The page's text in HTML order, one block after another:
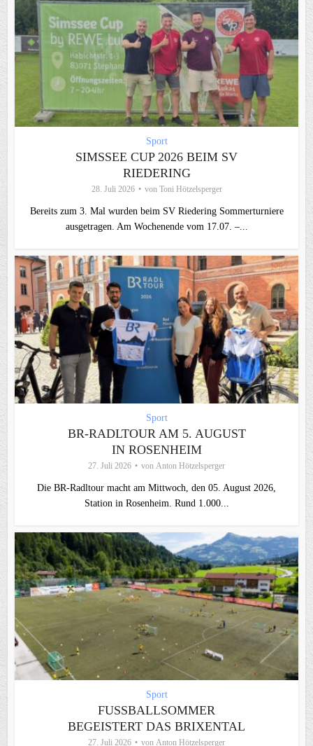
Sport
SIMSSEE CUP 2026 BEIM SV
RIEDERING
28. Juli 2026 von Toni Hötzelsperger
Bereits zum 3. Mal wurden beim SV Riedering Sommerturniere
ausgetragen. Am Wochenende vom 17.07. –...
Sport
BR-RADLTOUR AM 5. AUGUST
IN ROSENHEIM
27. Juli 2026 von Anton Hötzelsperger
Die BR-Radltour macht am Mittwoch, den 05. August 2026,
Station in Rosenheim. Rund 1.000...
Sport
FUSSBALLSOMMER B
EGEISTERT DAS BRIXENTAL
27. Juli 2026 von Anton Hötzelsperger